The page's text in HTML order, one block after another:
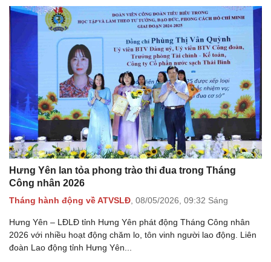
Hưng Yên lan tỏa phong trào thi đua trong Tháng
Công nhân 2026
Tháng hành động về ATVSLĐ 08/05/2026, 09:32 Sáng
Hưng Yên – LĐLĐ tỉnh Hưng Yên phát động Tháng Công nhân
2026 với nhiều hoạt động chăm lo, tôn vinh người lao động. Liên
đoàn Lao động tỉnh Hưng Yên...